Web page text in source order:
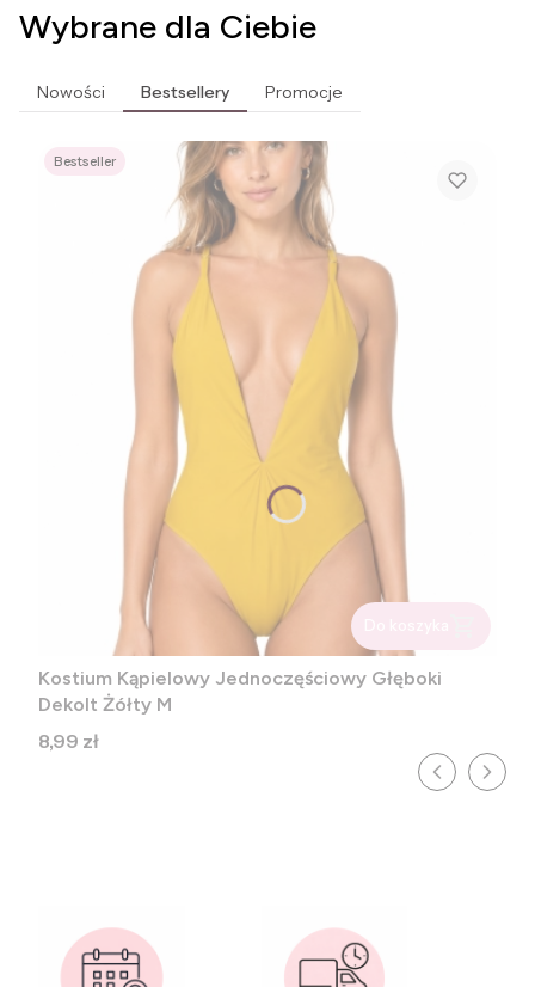
Wybrane dla Ciebie
Nowości Bestsellery Promocje
Bestseller
Kostium Kąpielowy Jednoczęściowy Głęboki
Dekolt Żółty M
Cena
8,99 zł